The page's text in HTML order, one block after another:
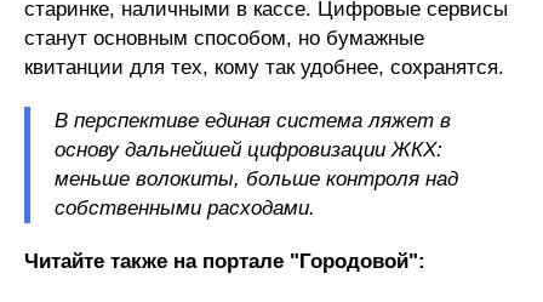
старинке, наличными в кассе. Цифровые сервисы
станут основным способом, но бумажные
квитанции для тех, кому так удобнее, сохранятся.
В перспективе единая система ляжет в
основу дальнейшей цифровизации ЖКХ:
меньше волокиты, больше контроля над
собственными расходами.
Читайте также на портале "Городовой":